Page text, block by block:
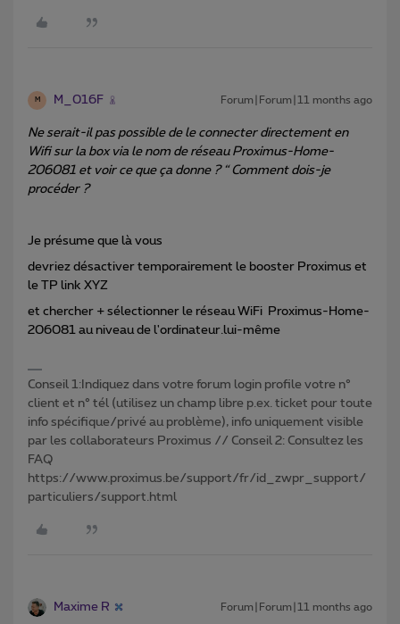
M M_016F Forum|Forum|11 months ago
Ne serait-il pas possible de le connecter directement en
Wifi sur la box via le nom de réseau Proximus-Home-
206081 et voir ce que ça donne ? “ Comment dois-je
procéder ?
Je présume que là vous
devriez désactiver temporairement le booster Proximus et
le TP link XYZ
et chercher + sélectionner le réseau WiFi Proximus-Home-
206081 au niveau de l'ordinateur.lui-même
Conseil 1:Indiquez dans votre forum login profile votre n°
client et n° tél (utilisez un champ libre p.ex. ticket pour toute
info spécifique/privé au problème), info uniquement visible
par les collaborateurs Proximus // Conseil 2: Consultez les
FAQ
https://www.proximus.be/support/fr/id_zwpr_support/
particuliers/support.html
Maxime R Forum|Forum|11 months ago